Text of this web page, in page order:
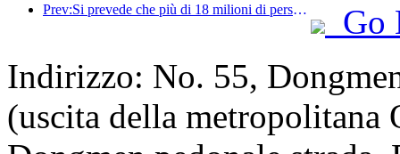
Prev:Si prevede che più di 18 milioni di persone entreranno e usciranno dal Paese durante i 9 giorni di festività della Festa di Primavera.
Go
Indirizzo: No. 55,
(uscita della metropolitana